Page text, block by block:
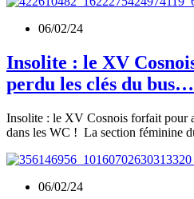
06/02/24
Insolite : le XV
perdu les clés du
Insolite : le XV Cosnois forfait pour
dans les WC ! La section féminine
06/02/24